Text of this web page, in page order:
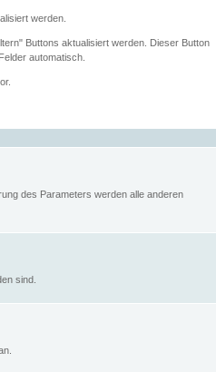
werden.
Buttons aktualisiert werden. Dieser Button
automatisch.
des Parameters werden alle anderen
sind.